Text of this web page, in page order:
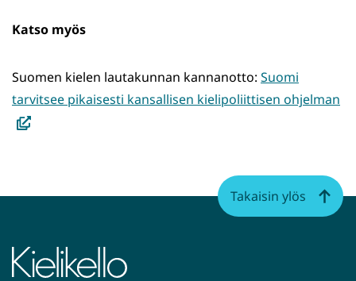
Katso myös
Suomen kielen lautakunnan kannanotto: Suomi
tarvitsee pikaisesti kansallisen kielipoliittisen ohjelman
Takaisin ylös